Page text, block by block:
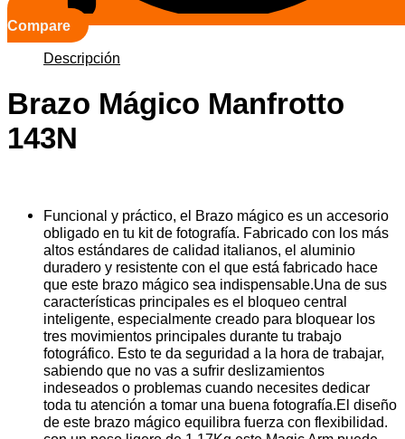
Compare
Descripción
Brazo Mágico Manfrotto
143N
Funcional y práctico, el Brazo mágico es un accesorio
obligado en tu kit de fotografía. Fabricado con los más
altos estándares de calidad italianos, el aluminio
duradero y resistente con el que está fabricado hace
que este brazo mágico sea indispensable.Una de sus
características principales es el bloqueo central
inteligente, especialmente creado para bloquear los
tres movimientos principales durante tu trabajo
fotográfico. Esto te da seguridad a la hora de trabajar,
sabiendo que no vas a sufrir deslizamientos
indeseados o problemas cuando necesites dedicar
toda tu atención a tomar una buena fotografía.El diseño
de este brazo mágico equilibra fuerza con flexibilidad.